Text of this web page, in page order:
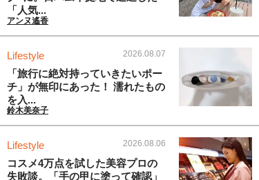
「人気...
アンヌ遙香
Lifestyle 2026.08.07
「旅行に絶対持っていきたいポー
チ」が無印にあった！ 濡れたもの
を入...
鈴木美奈子
Lifestyle 2026.08.06
コスメ4万点を試した美容プロの
失敗談。「手の甲に塗って確認」